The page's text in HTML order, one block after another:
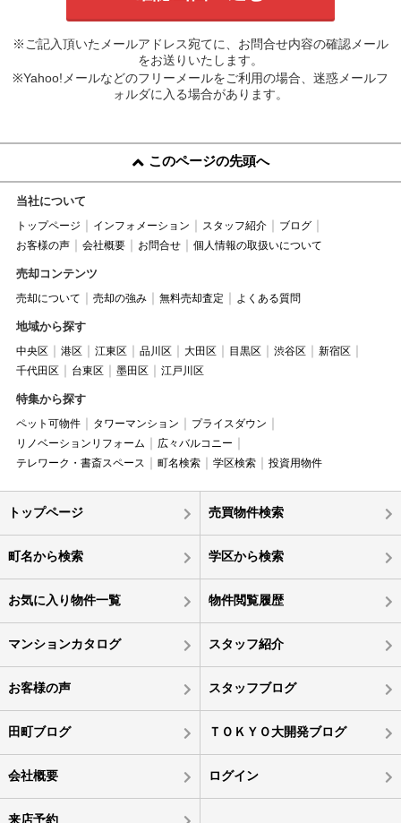
※ご記入頂いたメールアドレス宛てに、お問合せ内容の確認メール
をお送りいたします。
※Yahoo!メールなどのフリーメールをご利用の場合、迷惑メールフ
ォルダに入る場合があります。
このページの先頭へ
当社について
トップページ インフォメーション スタッフ紹介
ブログ
お客様の声
会社概要 お問合せ 個人情報の取扱いについて
売却コンテンツ
売却について 売却の強み 無料売却査定 よくある質問
地域から探す
中央区 港区 江東区 品川区 大田区 目黒区 渋谷区
新宿区
千代田区
台東区 墨田区 江戸川区
特集から探す
ペット可物件 タワーマンション
プライスダウン
リノベーションリフォーム
広々バルコニー
テレワーク・書斎スペース
町名検索 学区検索 投資用物件
トップページ 売買物件検索
町名から検索 学区から検索
お気に入り物件一覧 物件閲覧履歴
マンションカタログ スタッフ紹介
お客様の声 スタッフブログ
田町ブログ ＴＯＫＹＯ大開発ブログ
会社概要 ログイン
来店予約